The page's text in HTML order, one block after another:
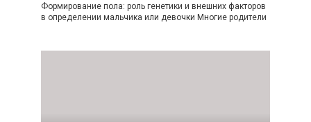
Формирование пола: роль генетики и внешних факторов
в определении мальчика или девочки Многие родители